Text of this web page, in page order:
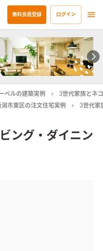
無料会員登録 ログイン
ベルの建築実例
3世代家族とネ
潟市東区の注文住宅実例 3世代家
ング・ダイニン